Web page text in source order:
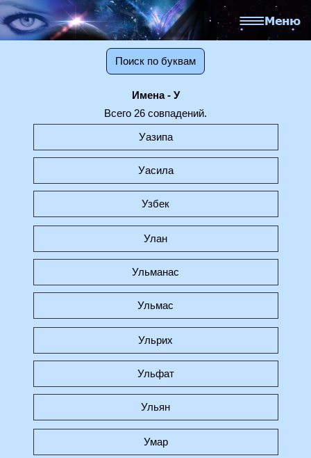
Поиск по буквам
Имена - У
Всего 26 совпадений.
Уазипа
Уасила
Узбек
Улан
Ульманас
Ульмас
Ульрих
Ульфат
Ульян
Умар